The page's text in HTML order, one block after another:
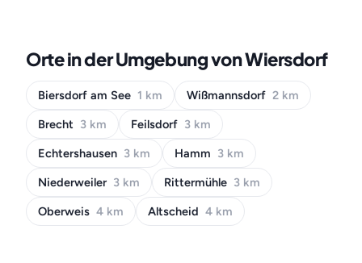
Orte in der Umgebung von Wiersdorf
Biersdorf am See 1 km Wißmannsdorf 2 km
Brecht 3 km Feilsdorf 3 km
Echtershausen 3 km Hamm 3 km
Niederweiler 3 km Rittermühle 3 km
Oberweis 4 km Altscheid 4 km